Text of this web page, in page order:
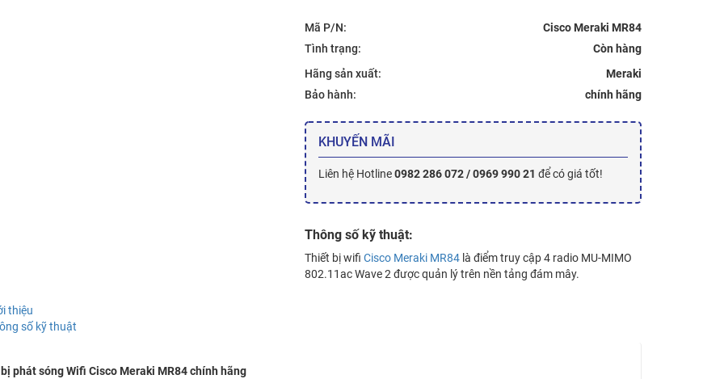
Mã P/N:
Cisco Meraki MR84
Tình trạng:
Hãng sản xuất:
Meraki
Bảo hành:
chính hãng
KHUYẾN MÃI
Liên hệ Hotline0982 286 072 / 0969 990 21 để có giá tốt!
Thông số kỹ thuật:
Thiết bị wifi Cisco Meraki MR84là điểm truy cập 4 radio MU-MIMO
802.11ac Wave 2 được quản lý trên nền tảng đám mây.
thiệu
số kỹ thuật
phát sóng Wifi Cisco Meraki MR84 chính hãng